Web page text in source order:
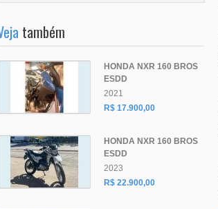
também
HONDA NXR 160 BROS
ESDD
2021
R$ 17.900,00
HONDA NXR 160 BROS
ESDD
2023
R$ 22.900,00